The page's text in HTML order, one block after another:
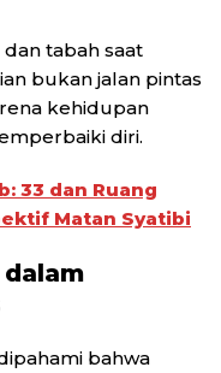
tabah saat
bukan jalan pintas
kehidupan
diri.
33 dan Ruang
Matan Syatibi
bahwa